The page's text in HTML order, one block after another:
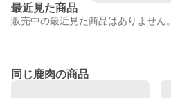
最近見た商品
販売中の最近見た商品はありません。
同じ鹿肉の商品